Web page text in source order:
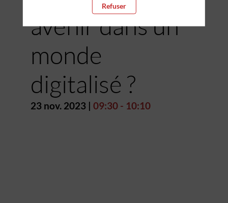
avenir dans un
monde
digitalisé ?
23 nov. 2023 09:30 - 10:10
Refuser